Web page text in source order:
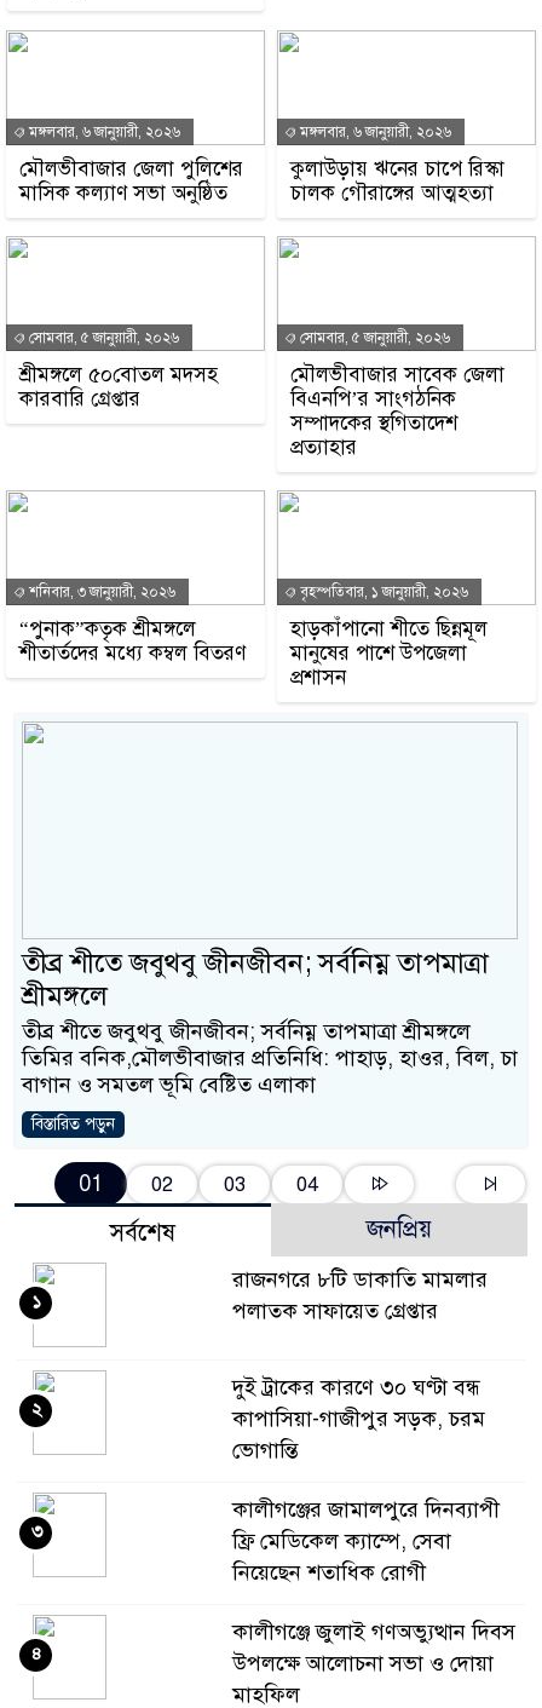
বিনাশ্রম কারাদণ্ড
মঙ্গলবার, ৬ জানুয়ারী, ২০২৬
মৌলভীবাজার জেলা পুলিশের
মাসিক কল্যাণ সভা অনুষ্ঠিত
মঙ্গলবার, ৬ জানুয়ারী, ২০২৬
কুলাউড়ায় ঋনের চাপে রিস্কা
চালক গৌরাঙ্গের আত্মহত্যা
সোমবার, ৫ জানুয়ারী, ২০২৬
শ্রীমঙ্গলে ৫০বোতল মদসহ
কারবারি গ্রেপ্তার
সোমবার, ৫ জানুয়ারী, ২০২৬
মৌলভীবাজার সাবেক জেলা
বিএনপি’র সাংগঠনিক
সম্পাদকের স্থগিতাদেশ
প্রত্যাহার
শনিবার, ৩ জানুয়ারী, ২০২৬
“পুনাক”কতৃক শ্রীমঙ্গলে
শীতার্তদের মধ্যে কম্বল বিতরণ
বৃহস্পতিবার, ১ জানুয়ারী, ২০২৬
হাড়কাঁপানো শীতে ছিন্নমূল
মানুষের পাশে উপজেলা
প্রশাসন
তীব্র শীতে জবুথবু জীনজীবন; সর্বনিম্ন তাপমাত্রা
শ্রীমঙ্গলে
তীব্র শীতে জবুথবু জীনজীবন; সর্বনিম্ন তাপমাত্রা শ্রীমঙ্গলে
তিমির বনিক,মৌলভীবাজার প্রতিনিধি: পাহাড়, হাওর, বিল, চা
বাগান ও সমতল ভূমি বেষ্টিত এলাকা
বিস্তারিত পড়ুন
01 02 03 04
সর্বশেষ জনপ্রিয়
রাজনগরে ৮টি ডাকাতি মামলার
পলাতক সাফায়েত গ্রেপ্তার
১
দুই ট্রাকের কারণে ৩০ ঘণ্টা বন্ধ
কাপাসিয়া-গাজীপুর সড়ক, চরম
ভোগান্তি
২
কালীগঞ্জের জামালপুরে দিনব্যাপী
ফ্রি মেডিকেল ক্যাম্পে, সেবা
নিয়েছেন শতাধিক রোগী
৩
কালীগঞ্জে জুলাই গণঅভ্যুত্থান দিবস
উপলক্ষে আলোচনা সভা ও দোয়া
মাহফিল
৪